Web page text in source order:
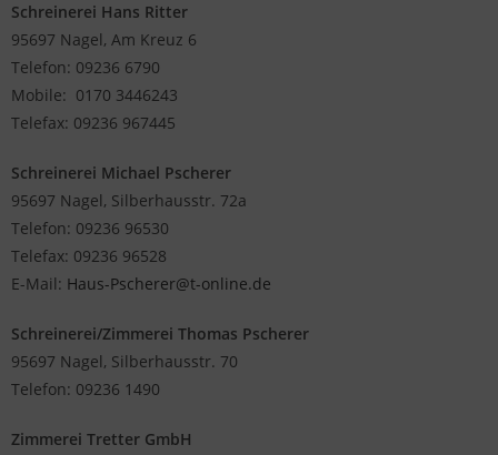
Schreinerei Hans Ritter
95697 Nagel, Am Kreuz 6
Telefon: 09236 6790
Mobile: 0170 3446243
Telefax: 09236 967445
Schreinerei Michael Pscherer
95697 Nagel, Silberhausstr. 72a
Telefon: 09236 96530
Telefax: 09236 96528
E-Mail: Haus-Pscherer@t-online.de
Schreinerei/Zimmerei Thomas Pscherer
95697 Nagel, Silberhausstr. 70
Telefon: 09236 1490
Zimmerei Tretter GmbH